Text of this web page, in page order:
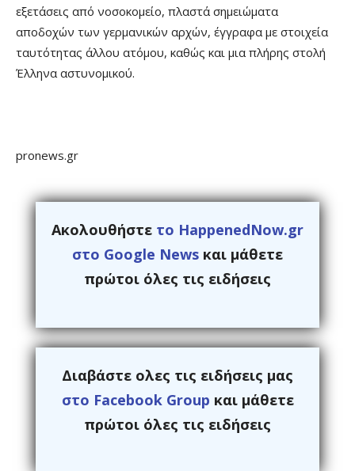
εξετάσεις από νοσοκομείο, πλαστά σημειώματα
αποδοχών των γερμανικών αρχών, έγγραφα με στοιχεία
ταυτότητας άλλου ατόμου, καθώς και μια πλήρης στολή
Έλληνα αστυνομικού.
pronews.gr
Ακολουθήστε το HappenedNow.gr
στο Google News και μάθετε
πρώτοι όλες τις ειδήσεις
Διαβάστε ολες τις ειδήσεις μας
στο Facebook Group και μάθετε
πρώτοι όλες τις ειδήσεις